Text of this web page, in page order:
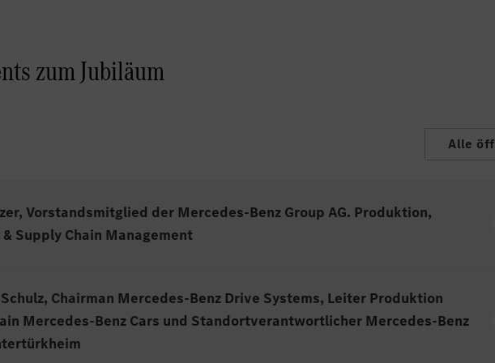
zum Jubiläum
Alle
Vorstandsmitglied der Mercedes-Benz Group AG. Produktion,
Supply Chain Management
Stuttgart-Untertürkheim steht mit seinem großartigen Teamfür die
von Mercedes-Benz. Mit neuen, zukunftsfähigen High-Tech-
bereit, diese Geschichte weiter fortzuschreiben. Untertürkheim wird
Chairman Mercedes-Benz Drive Systems, Leiter Produktion
Mercedes-Benz Cars und Standortverantwortlicher Mercedes-Benz